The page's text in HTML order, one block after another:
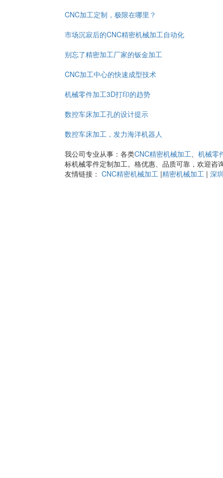
CNC加工定制，极限在哪里？
市场沉寂后的CNC精密机械加工自动化
别忘了精密加工厂家的钣金加工
CNC加工中心的快速成型技术
机械零件加工3D打印的趋势
数控车床加工孔的设计提示
数控车床加工，发力海洋机器人
我公司专业从事：各类CNC精密机械加工、 机械零
标机械零件定制加工。格优惠、品质可靠，欢迎咨
友情链接： CNC精密机械加工 |精密机械加工 | 深